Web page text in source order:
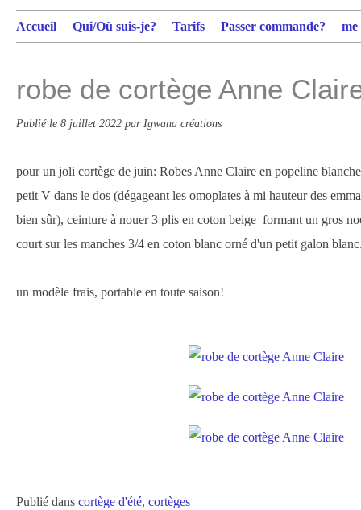
Accueil Qui/Où suis-je? Tarifs Passer commande?
robe de cortège Anne
Publié le 8 juillet 2022 par Igwana créations
pour un joli cortège de juin: Robes Anne Claire en popeline
petit V dans le dos (dégageant les omoplates à mi hauteur des
bien sûr), ceinture à nouer 3 plis en coton beige formant un gros
court sur les manches 3/4 en coton blanc orné d'un petit galon
un modèle frais, portable en toute saison!
Publié dans cortège d'été, cortèges